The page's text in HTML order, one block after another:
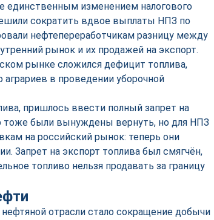
изменением налогового
сократить вдвое выплаты НПЗ по
нефтепереработчикам разницу между
рынок и их продажей на экспорт.
рынке сложился дефицит топлива,
в проведении уборочной
пришлось ввести полный запрет на
тоже были вынуждены вернуть, но для НПЗ
на российский рынок: теперь они
Запрет на экспорт топлива был смягчён,
топливо нельзя продавать за границу
отрасли стало сокращение добычи